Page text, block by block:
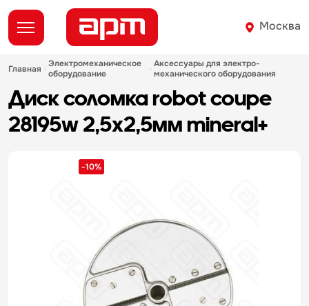
Москва
главная
электромеханическое
оборудование
аксессуары для электро-
механического оборудования
диск соломка robot coupe
28195w 2,5х2,5мм mineral+
-10%